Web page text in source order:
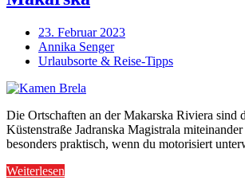
23. Februar 2023
Annika Senger
Urlaubsorte & Reise-Tipps
Die Ortschaften an der Makarska Riviera sind
Küstenstraße Jadranska Magistrala
besonders praktisch, wenn du motorisiert
Weiterlesen